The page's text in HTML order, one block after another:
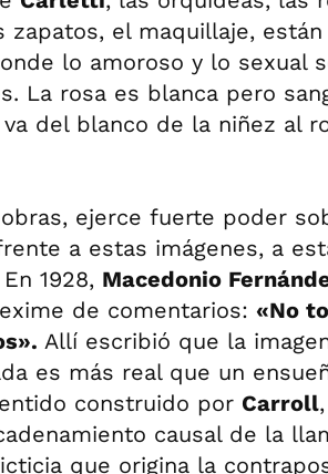
zapatos, el maquillaje,
lo amoroso y lo sexual
La rosa es blanca pero
del blanco de la niñez al
ejerce fuerte poder
a estas imágenes, a
1928, Macedonio
de comentarios: «No
Allí escribió que la
es más real que un
construido por Carroll
causal de la
que origina la